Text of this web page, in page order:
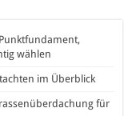
wählen
im Überblick
für